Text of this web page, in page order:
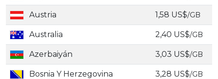
Austria 1,58 US$/GB
Australia 2,40 US$/GB
Azerbaiyán 3,03 US$/GB
Bosnia Y Herzegovina 3,28 US$/GB